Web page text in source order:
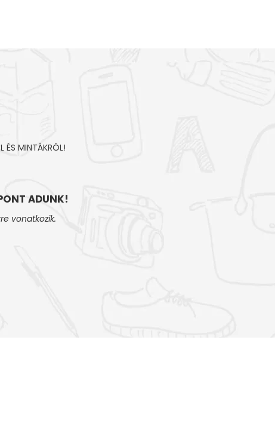
ÉS MINTÁKRÓL!
ADUNK!
vonatkozik.